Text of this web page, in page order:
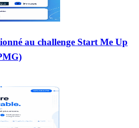
au challenge Start Me Up